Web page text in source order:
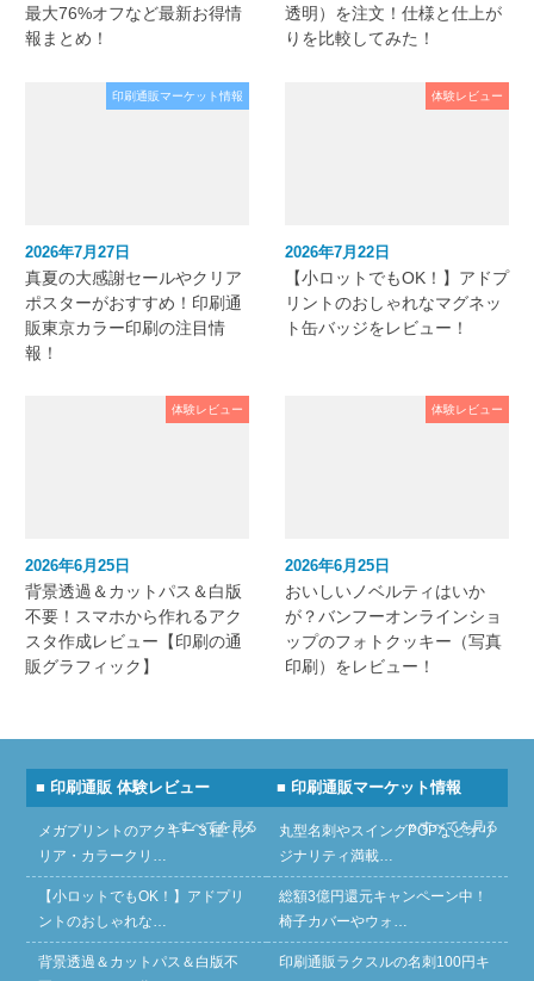
最大76%オフなど最新お得情
報まとめ！
透明）を注文！仕様と仕上が
りを比較してみた！
印刷通販マーケット情報
2026年7月27日
真夏の大感謝セールやクリア
ポスターがおすすめ！印刷通
販東京カラー印刷の注目情
報！
体験レビュー
2026年7月22日
【小ロットでもOK！】アドプ
リントのおしゃれなマグネッ
ト缶バッジをレビュー！
体験レビュー
2026年6月25日
背景透過＆カットパス＆白版
不要！スマホから作れるアク
スタ作成レビュー【印刷の通
販グラフィック】
体験レビュー
2026年6月25日
おいしいノベルティはいか
が？バンフーオンラインショ
ップのフォトクッキー（写真
印刷）をレビュー！
■ 印刷通販 体験レビュー
» すべてを見る
メガプリントのアクキー３種（ク
リア・カラークリ…
【小ロットでもOK！】アドプリ
ントのおしゃれな…
背景透過＆カットパス＆白版不
■ 印刷通販マーケット情報
» すべてを見る
丸型名刺やスイングPOPなどオリ
ジナリティ満載…
総額3億円還元キャンペーン中！
椅子カバーやウォ…
印刷通販ラクスルの名刺100円キ